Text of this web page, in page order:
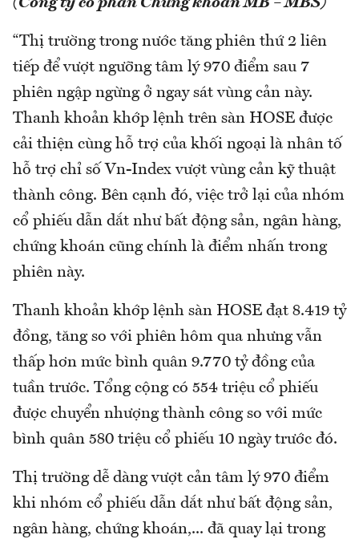
(Công ty cổ phần Chứng khoán MB – MBS)
“Thị trường trong nước tăng phiên thứ 2 liên
tiếp để vượt ngưỡng tâm lý 970 điểm sau 7
phiên ngập ngừng ở ngay sát vùng cản này.
Thanh khoản khớp lệnh trên sàn HOSE được
cải thiện cùng hỗ trợ của khối ngoại là nhân tố
hỗ trợ chỉ số Vn-Index vượt vùng cản kỹ thuật
thành công. Bên cạnh đó, việc trở lại của nhóm
cổ phiếu dẫn dắt như bất động sản, ngân hàng,
chứng khoán cũng chính là điểm nhấn trong
phiên này.
Thanh khoản khớp lệnh sàn HOSE đạt 8.419 tỷ
đồng, tăng so với phiên hôm qua nhưng vẫn
thấp hơn mức bình quân 9.770 tỷ đồng của
tuần trước. Tổng cộng có 554 triệu cổ phiếu
được chuyển nhượng thành công so với mức
bình quân 580 triệu cổ phiếu 10 ngày trước đó.
Thị trường dễ dàng vượt cản tâm lý 970 điểm
khi nhóm cổ phiếu dẫn dắt như bất động sản,
ngân hàng, chứng khoán,... đã quay lại trong